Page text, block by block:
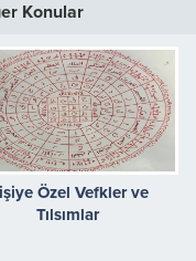
Konular
Özel Vefkler ve
Tılsımlar